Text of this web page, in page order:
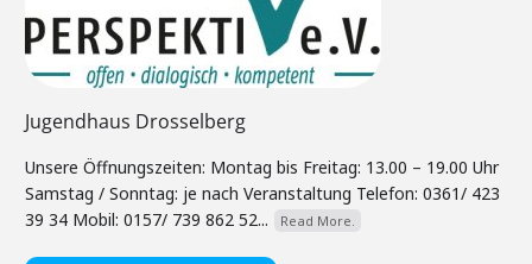
Jugendhaus Drosselberg
Unsere Öffnungszeiten: Montag bis Freitag: 13.00 – 19.00 Uhr
Samstag / Sonntag: je nach Veranstaltung Telefon: 0361/ 423
39 34 Mobil: 0157/ 739 862 52...
Read More.